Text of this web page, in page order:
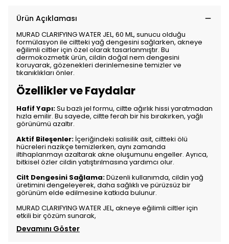
Ürün Açıklaması
MURAD CLARIFYING WATER JEL, 60 ML, sunucu olduğu
formülasyon ile ciltteki yağ dengesini sağlarken, akneye
eğilimli ciltler için özel olarak tasarlanmıştır. Bu
dermokozmetik ürün, cildin doğal nem dengesini
koruyarak, gözenekleri derinlemesine temizler ve
tıkanıklıkları önler.
Özellikler ve Faydalar
Hafif Yapı:Su bazlı jel formu, ciltte ağırlık hissi yaratmadan
hızla emilir. Bu sayede, ciltte ferah bir his bırakırken, yağlı
görünümü azaltır.
Aktif Bileşenler: İçeriğindeki salisilik asit, ciltteki ölü
hücreleri nazikçe temizlerken, aynı zamanda
iltihaplanmayı azaltarak akne oluşumunu engeller. Ayrıca,
bitkisel özler cildin yatıştırılmasına yardımcı olur.
Cilt Dengesini Sağlama:Düzenli kullanımda, cildin yağ
üretimini dengeleyerek, daha sağlıklı ve pürüzsüz bir
görünüm elde edilmesine katkıda bulunur.
MURAD CLARIFYING WATER JEL, akneye eğilimli ciltler için
etkili bir çözüm sunarak,
Devamını Göster